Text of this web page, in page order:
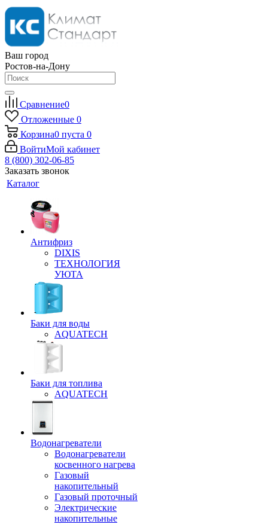
Ваш город
Ростов-на-Дону
Сравнение0
Отложенные 0
Корзина0 пуста 0
ВойтиМой кабинет
8 (800) 302-06-85
Заказать звонок
Каталог
Антифриз
DIXIS
ТЕХНОЛОГИЯ
УЮТА
Баки для воды
AQUATECH
Баки для топлива
AQUATECH
Водонагреватели
Водонагреватели
косвенного нагрева
Газовый
накопительный
Газовый проточный
Электрические
накопительные